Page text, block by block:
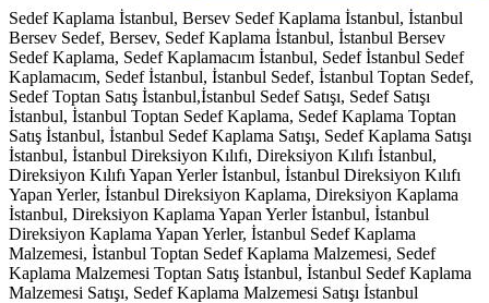
Sedef Kaplama İstanbul, Bersev Sedef Kaplama İstanbul, İstanbul
Bersev Sedef, Bersev, Sedef Kaplama İstanbul, İstanbul Bersev
Sedef Kaplama, Sedef Kaplamacım İstanbul, Sedef İstanbul Sedef
Kaplamacım, Sedef İstanbul, İstanbul Sedef, İstanbul Toptan Sedef,
Sedef Toptan Satış İstanbul,İstanbul Sedef Satışı, Sedef Satışı
İstanbul, İstanbul Toptan Sedef Kaplama, Sedef Kaplama Toptan
Satış İstanbul, İstanbul Sedef Kaplama Satışı, Sedef Kaplama Satışı
İstanbul, İstanbul Direksiyon Kılıfı, Direksiyon Kılıfı İstanbul,
Direksiyon Kılıfı Yapan Yerler İstanbul, İstanbul Direksiyon Kılıfı
Yapan Yerler, İstanbul Direksiyon Kaplama, Direksiyon Kaplama
İstanbul, Direksiyon Kaplama Yapan Yerler İstanbul, İstanbul
Direksiyon Kaplama Yapan Yerler, İstanbul Sedef Kaplama
Malzemesi, İstanbul Toptan Sedef Kaplama Malzemesi, Sedef
Kaplama Malzemesi Toptan Satış İstanbul, İstanbul Sedef Kaplama
Malzemesi Satışı, Sedef Kaplama Malzemesi Satışı İstanbul